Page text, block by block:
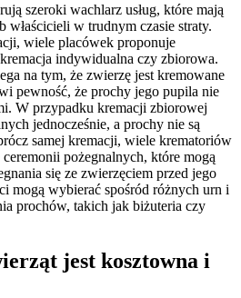
szeroki wachlarz usług, które mają
właścicieli w trudnym czasie straty.
wiele placówek proponuje
indywidualna czy zbiorowa.
na tym, że zwierzę jest kremowane
pewność, że prochy jego pupila nie
W przypadku kremacji zbiorowej
jednocześnie, a prochy nie są
samej kremacji, wiele krematoriów
pożegnalnych, które mogą
się ze zwierzęciem przed jego
mogą wybierać spośród różnych urn i
prochów, takich jak biżuteria czy
jest kosztowna i